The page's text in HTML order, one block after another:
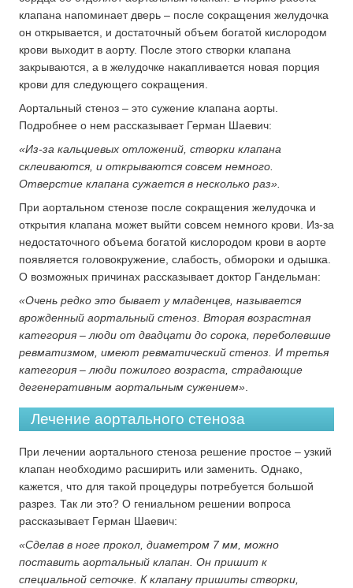
клапана напоминает дверь – после сокращения желудочка
он открывается, и достаточный объем богатой кислородом
крови выходит в аорту. После этого створки клапана
закрываются, а в желудочке накапливается новая порция
крови для следующего сокращения.
Аортальный стеноз – это сужение клапана аорты.
Подробнее о нем рассказывает Герман Шаевич:
«Из-за кальциевых отложений, створки клапана
склеиваются, и открываются совсем немного.
Отверстие клапана сужается в несколько раз».
При аортальном стенозе после сокращения желудочка и
открытия клапана может выйти совсем немного крови. Из-за
недостаточного объема богатой кислородом крови в аорте
появляется головокружение, слабость, обмороки и одышка.
О возможных причинах рассказывает доктор Гандельман:
«Очень редко это бывает у младенцев, называется
врожденный аортальный стеноз​. Вторая возрастная
категория – люди от двадцати до сорока, переболевшие
ревматизмом, имеют ревматический стеноз. И третья
категория – люди пожилого возраста, страдающие
дегенеративным аортальным сужением».
Лечение аортального стеноза
При лечении аортального стеноза решение простое – узкий
клапан необходимо расширить или заменить. Однако,
кажется, что для такой процедуры потребуется большой
разрез. Так ли это? О гениальном решении вопроса
рассказывает Герман Шаевич:
«Сделав в ноге прокол, диаметром 7 мм, можно
поставить аортальный клапан. Он пришит к
специальной сеточке. К клапану пришиты створки,